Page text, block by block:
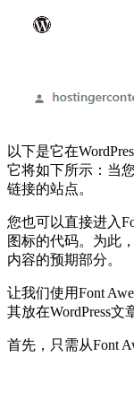
以下是它在
它将如下所示：当
链接的站点。
您也可以直接进入
图标的代码。为此
内容的预期部分。
让我们使用Font
其放在WordPress文
首先，只需从Font